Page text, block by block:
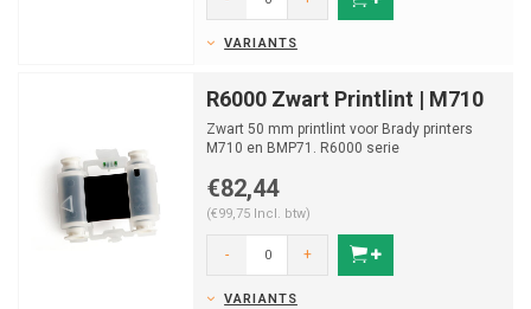
VARIANTS
R6000 Zwart Printlint | M710
Zwart 50 mm printlint voor Brady printers
M710 en BMP71. R6000 serie
€82,44
(€99,75 Incl. btw)
- +
VARIANTS